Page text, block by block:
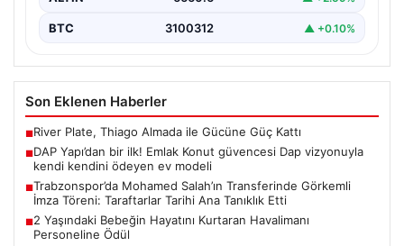
BTC 3100312 ▲ +0.10%
Son Eklenen Haberler
■River Plate, Thiago Almada ile Gücüne Güç Kattı
■DAP Yapı’dan bir ilk! Emlak Konut güvencesi Dap vizyonuyla
kendi kendini ödeyen ev modeli
■Trabzonspor’da Mohamed Salah’ın Transferinde Görkemli
İmza Töreni: Taraftarlar Tarihi Ana Tanıklık Etti
■2 Yaşındaki Bebeğin Hayatını Kurtaran Havalimanı
Personeline Ödül